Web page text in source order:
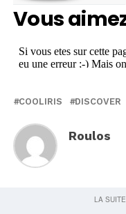
Vous
COOLIRIS DISCOVER
Roulos